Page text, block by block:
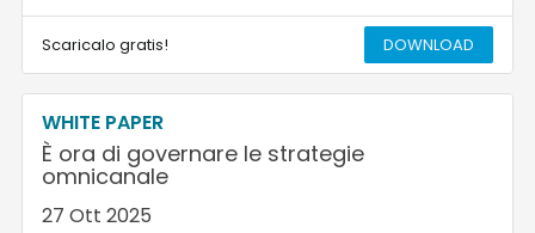
Scaricalo gratis! DOWNLOAD
WHITE PAPER
È ora di governare le strategie
omnicanale
27 Ott 2025